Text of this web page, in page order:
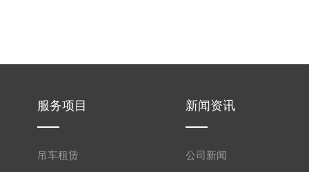
服务项目
吊车租赁
新闻资讯
公司新闻